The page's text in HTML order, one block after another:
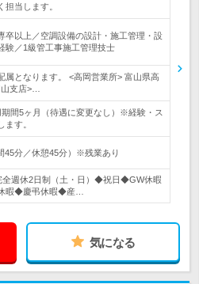
担当します。
卒以上／空調設備の設計・施工管理・設
験／1級管工事施工管理技士
属となります。 <高岡営業所> 富山県高
支店>…
間5ヶ月（待遇に変更なし）※経験・ス
ます。
45分／休憩45分）※残業あり
週休2日制（土・日）◆祝日◆GW休暇
暇◆慶弔休暇◆産…
気になる